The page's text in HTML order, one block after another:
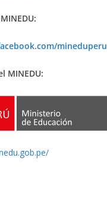
mineduperu
MINEDU: